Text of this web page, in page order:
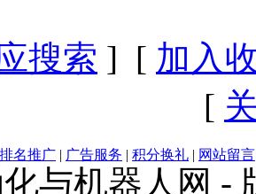
搜索 ] [ 加入
[
排名推广 | 广告服务 | 积分换礼 | 网站留言
与机器人网 -